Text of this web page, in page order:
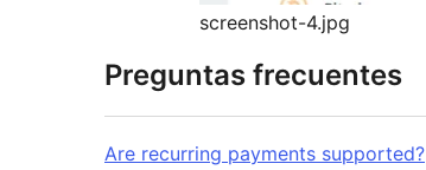
screenshot-4.jpg
Preguntas frecuentes
Are recurring payments supported?